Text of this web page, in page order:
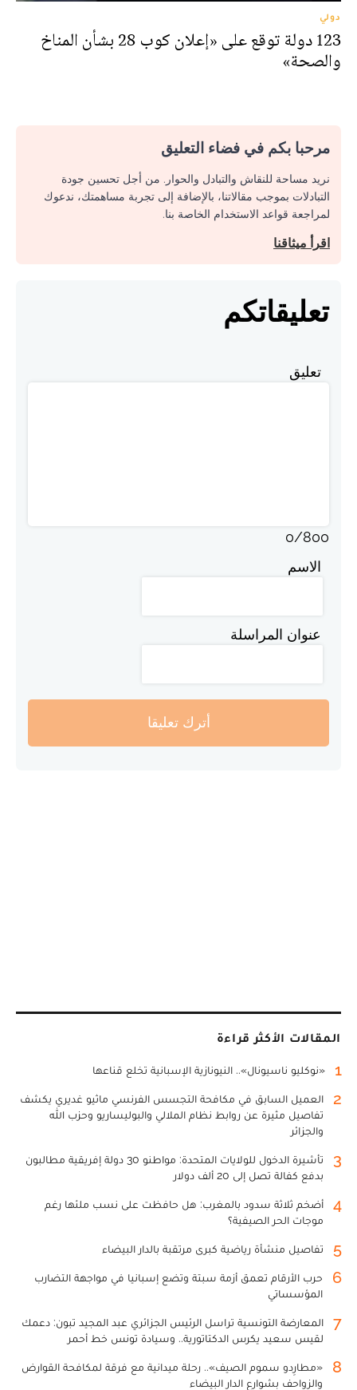
دولي
123 دولة توقع على «إعلان كوب 28 بشأن المناخ
والصحة»
مرحبا بكم في فضاء التعليق
نريد مساحة للنقاش والتبادل والحوار. من أجل تحسين جودة
التبادلات بموجب مقالاتنا، بالإضافة إلى تجربة مساهمتك، ندعوك
لمراجعة قواعد الاستخدام الخاصة بنا.
اقرأ ميثاقنا
تعليقاتكم
تعليق
0/800
الاسم
عنوان المراسلة
أترك تعليقا
المقالات الأكثر قراءة
1 «نوكليو ناسيونال».. النيونازية الإسبانية تخلع قناعها
2
العميل السابق في مكافحة التجسس الفرنسي ماثيو غديري يكشف
تفاصيل مثيرة عن روابط نظام الملالي والبوليساريو وحزب الله
والجزائر
3
تأشيرة الدخول للولايات المتحدة: مواطنو 30 دولة إفريقية مطالبون
بدفع كفالة تصل إلى 20 ألف دولار
4
أضخم ثلاثة سدود بالمغرب: هل حافظت على نسب ملئها رغم
موجات الحر الصيفية؟
5 تفاصيل منشأة رياضية كبرى مرتقبة بالدار البيضاء
6
حرب الأرقام تعمق أزمة سبتة وتضع إسبانيا في مواجهة التضارب
المؤسساتي
7
المعارضة التونسية تراسل الرئيس الجزائري عبد المجيد تبون: دعمك
لقيس سعيد يكرس الدكتاتورية.. وسيادة تونس خط أحمر
8
«مطارِدو سموم الصيف».. رحلة ميدانية مع فرقة لمكافحة القوارض
والزواحف بشوارع الدار البيضاء